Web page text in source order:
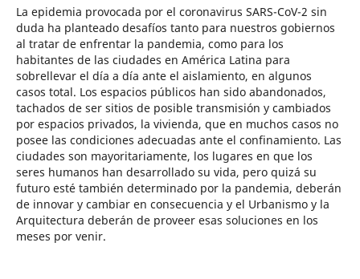
La epidemia provocada por el coronavirus SARS-CoV-2 sin
duda ha planteado desafíos tanto para nuestros gobiernos
al tratar de enfrentar la pandemia, como para los
habitantes de las ciudades en América Latina para
sobrellevar el día a día ante el aislamiento, en algunos
casos total. Los espacios públicos han sido abandonados,
tachados de ser sitios de posible transmisión y cambiados
por espacios privados, la vivienda, que en muchos casos no
posee las condiciones adecuadas ante el confinamiento. Las
ciudades son mayoritariamente, los lugares en que los
seres humanos han desarrollado su vida, pero quizá su
futuro esté también determinado por la pandemia, deberán
de innovar y cambiar en consecuencia y el Urbanismo y la
Arquitectura deberán de proveer esas soluciones en los
meses por venir.